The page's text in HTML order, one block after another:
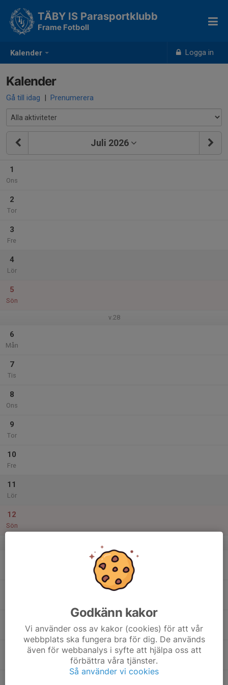
Kalender Logga in
TÄBY IS Parasportklubb
Frame Fotboll
Kalender
Gå till idag | Prenumerera
Juli 2026
1
Ons
2
Tor
3
Fre
4
Lör
5
Sön
v.28
6
Mån
7
Tis
8
Ons
9
Tor
10
Fre
11
Lör
12
Sön
Godkänn kakor
Vi använder oss av kakor (cookies) för att vår
webbplats ska fungera bra för dig. De används
även för webbanalys i syfte att hjälpa oss att
förbättra våra tjänster.
Så använder vi cookies